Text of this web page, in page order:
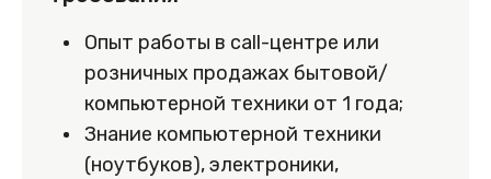
Опыт работы в call-центре или
розничных продажах бытовой/
компьютерной техники от 1 года;
Знание компьютерной техники
(ноутбуков), электроники,